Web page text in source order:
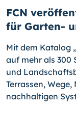
FCN
für Garten-
Mit dem Katalog
auf mehr als 300
und
Terrassen,
nachhaltigen